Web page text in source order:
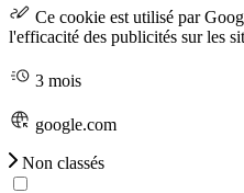
Ce cookie est utilisé par
l'efficacité des publicités sur les
3 mois
google.com
Non classés